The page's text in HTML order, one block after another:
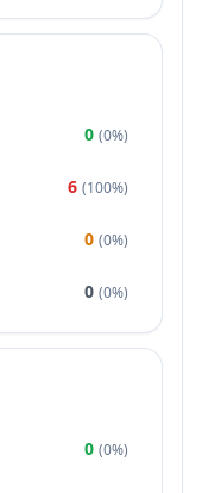
0 (0%)
6 (100%)
0 (0%)
0 (0%)
0 (0%)